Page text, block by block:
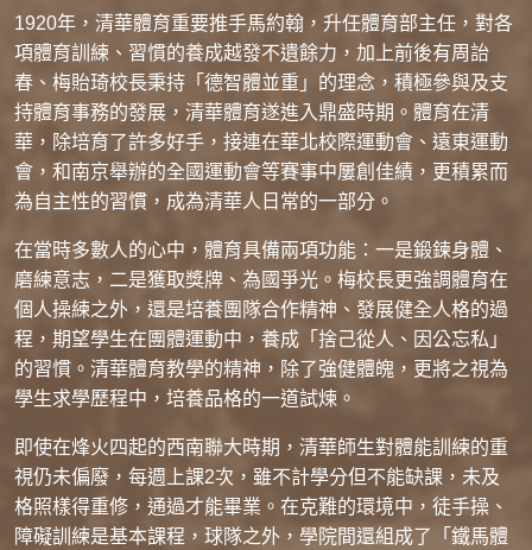
1920年，清華體育重要推手馬約翰，升任體育部主任，對各
項體育訓練、習慣的養成越發不遺餘力，加上前後有周詒
春、梅貽琦校長秉持「德智體並重」的理念，積極參與及支
持體育事務的發展，清華體育遂進入鼎盛時期。體育在清
華，除培育了許多好手，接連在華北校際運動會、遠東運動
會，和南京舉辦的全國運動會等賽事中屢創佳績，更積累而
為自主性的習慣，成為清華人日常的一部分。
在當時多數人的心中，體育具備兩項功能：一是鍛鍊身體、
磨練意志，二是獲取獎牌、為國爭光。梅校長更強調體育在
個人操練之外，還是培養團隊合作精神、發展健全人格的過
程，期望學生在團體運動中，養成「捨己從人、因公忘私」
的習慣。清華體育教學的精神，除了強健體魄，更將之視為
學生求學歷程中，培養品格的一道試煉。
即使在烽火四起的西南聯大時期，清華師生對體能訓練的重
視仍未偏廢，每週上課2次，雖不計學分但不能缺課，未及
格照樣得重修，通過才能畢業。在克難的環境中，徒手操、
障礙訓練是基本課程，球隊之外，學院間還組成了「鐵馬體